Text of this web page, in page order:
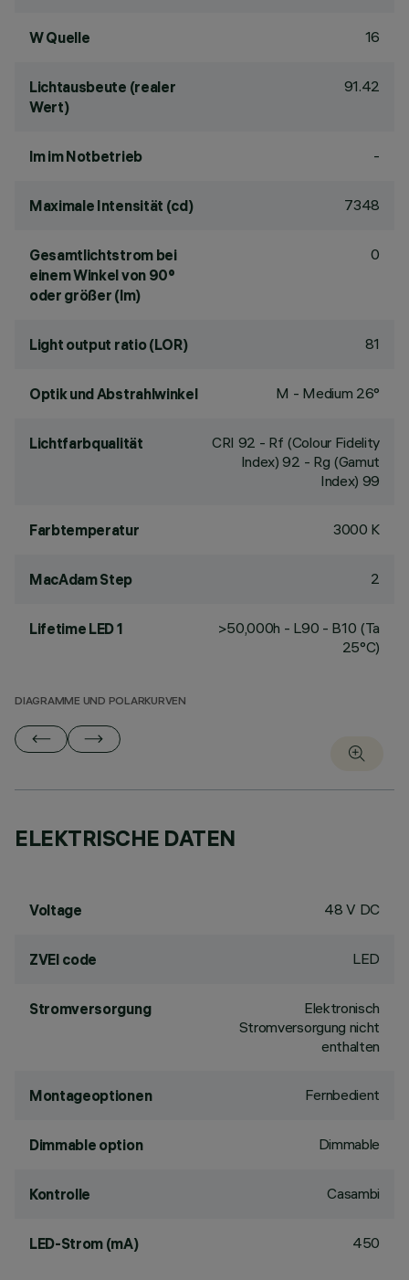
W Quelle 16
Lichtausbeute (realer
Wert)
91.42
lm im Notbetrieb -
Maximale Intensität (cd) 7348
Gesamtlichtstrom bei
einem Winkel von 90°
oder größer (lm)
0
Light output ratio (LOR) 81
Optik und Abstrahlwinkel M - Medium 26°
Lichtfarbqualität CRI 92 - Rf (Colour Fidelity
Index) 92 - Rg (Gamut
Index) 99
Farbtemperatur 3000 K
MacAdam Step 2
Lifetime LED 1
>50,000h - L90 - B10 (Ta
25°C)
DIAGRAMME UND POLARKURVEN
ELEKTRISCHE DATEN
Voltage 48 V DC
ZVEI code LED
Stromversorgung
Elektronisch
Stromversorgung nicht
enthalten
Montageoptionen Fernbedient
Dimmable option Dimmable
Kontrolle Casambi
LED-Strom (mA) 450